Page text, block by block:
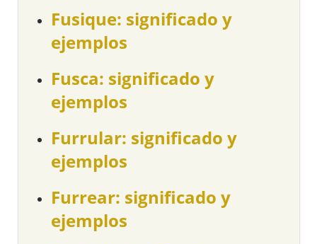
Fusique: significado y
ejemplos
Fusca: significado y
ejemplos
Furrular: significado y
ejemplos
Furrear: significado y
ejemplos